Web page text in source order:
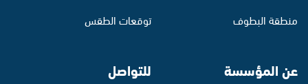
منطقة البطوف
توقعات الطقس
عن المؤسسة للتواصل